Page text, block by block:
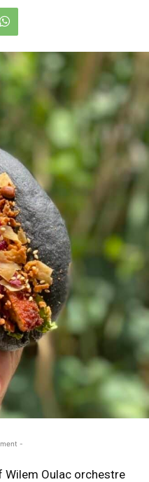
-
Oulac orchestre